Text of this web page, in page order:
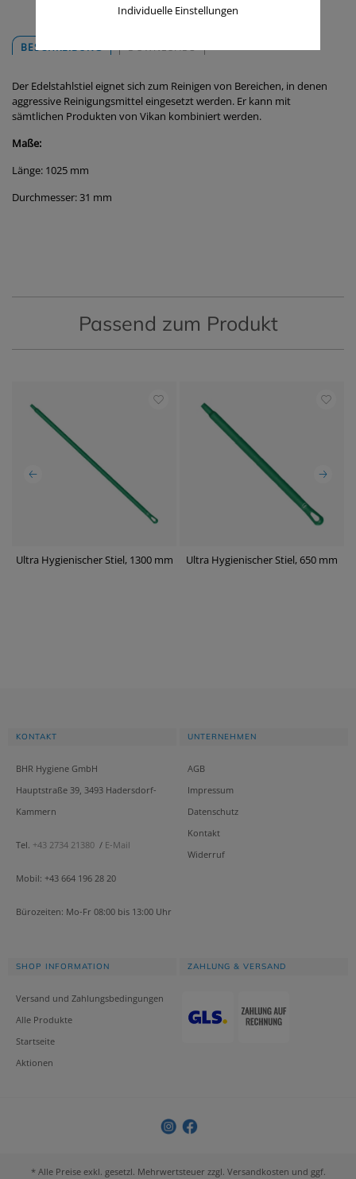
BESCHREIBUNG DOWNLOADS
Der Edelstahlstiel eignet sich zum Reinigen von Bereichen, in denen
aggressive Reinigungsmittel eingesetzt werden. Er kann mit
sämtlichen Produkten von Vikan kombiniert werden.
Maße:
Länge: 1025 mm
Durchmesser: 31 mm
Passend zum Produkt
Ultra Hygienischer Stiel, 1300 mm Ultra Hygienischer Stiel, 650 mm
Individuelle Einstellungen
KONTAKT
BHR Hygiene GmbH
Hauptstraße 39, 3493 Hadersdorf-
Kammern
Tel. +43 2734 21380 / E-Mail
Mobil: +43 664 196 28 20
Bürozeiten: Mo-Fr 08:00 bis 13:00 Uhr
UNTERNEHMEN
AGB
Impressum
Datenschutz
Kontakt
Widerruf
SHOP INFORMATION
Versand und Zahlungsbedingungen
Alle Produkte
Startseite
Aktionen
ZAHLUNG & VERSAND
* Alle Preise exkl. gesetzl. Mehrwertsteuer zzgl. Versandkosten und ggf.